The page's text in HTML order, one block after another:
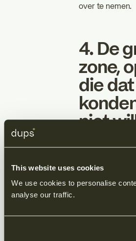
This website uses cookies
We use cookies to personalise
analyse our traffic.
over te nemen.
4. De
zone,
die
niet
ervaren
keer gewoon